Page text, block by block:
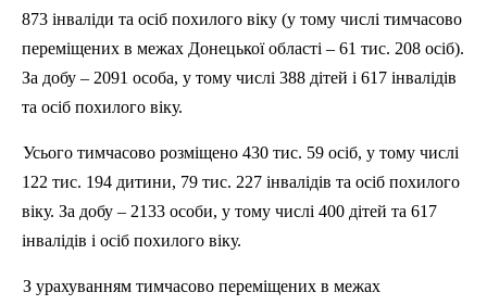
873 інваліди та осіб похилого віку (у тому числі тимчасово
переміщених в межах Донецької області – 61 тис. 208 осіб).
За добу – 2091 особа, у тому числі 388 дітей і 617 інвалідів
та осіб похилого віку.
Усього тимчасово розміщено 430 тис. 59 осіб, у тому числі
122 тис. 194 дитини, 79 тис. 227 інвалідів та осіб похилого
віку. За добу – 2133 особи, у тому числі 400 дітей та 617
інвалідів і осіб похилого віку.
З урахуванням тимчасово переміщених в межах